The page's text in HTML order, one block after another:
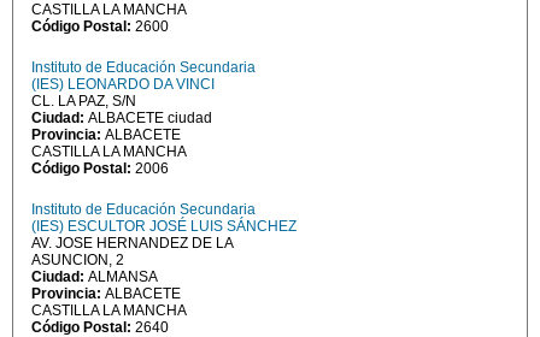
CASTILLA LA MANCHA
Código Postal: 2600
Instituto de Educación Secundaria
(IES) LEONARDO DA VINCI
CL. LA PAZ, S/N
Ciudad: ALBACETE ciudad
Provincia: ALBACETE
CASTILLA LA MANCHA
Código Postal: 2006
Instituto de Educación Secundaria
(IES) ESCULTOR JOSÉ LUIS SÁNCHEZ
AV. JOSE HERNANDEZ DE LA
ASUNCION, 2
Ciudad: ALMANSA
Provincia: ALBACETE
CASTILLA LA MANCHA
Código Postal: 2640